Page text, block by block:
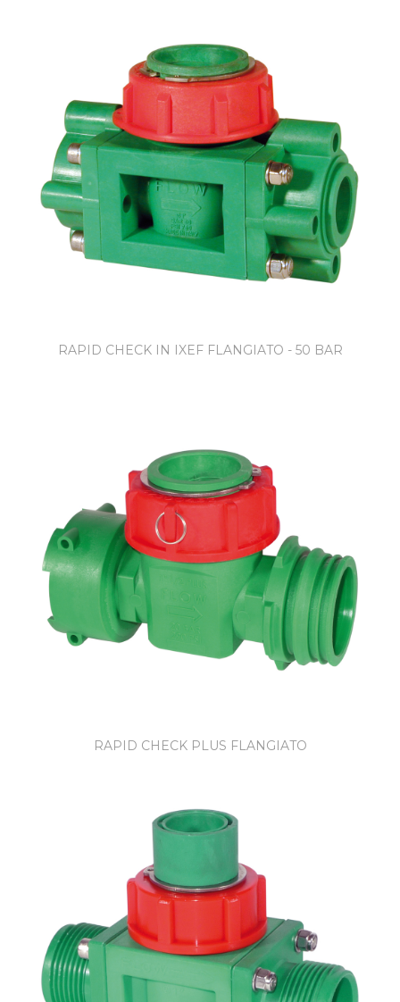
RAPID CHECK IN IXEF FLANGIATO - 50 BAR
RAPID CHECK PLUS FLANGIATO